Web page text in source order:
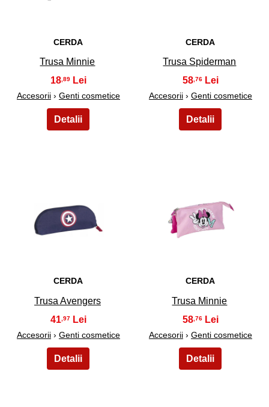
CERDA
Trusa Minnie
18 ,89
Accesorii› Genti cosmetice
CERDA
Trusa Spiderman
58 ,76
Accesorii› Genti cosmetice
19
CERDA
Trusa Avengers
41 ,97
Accesorii› Genti cosmetice
20
CERDA
Trusa Minnie
58 ,76
Accesorii› Genti cosmetice